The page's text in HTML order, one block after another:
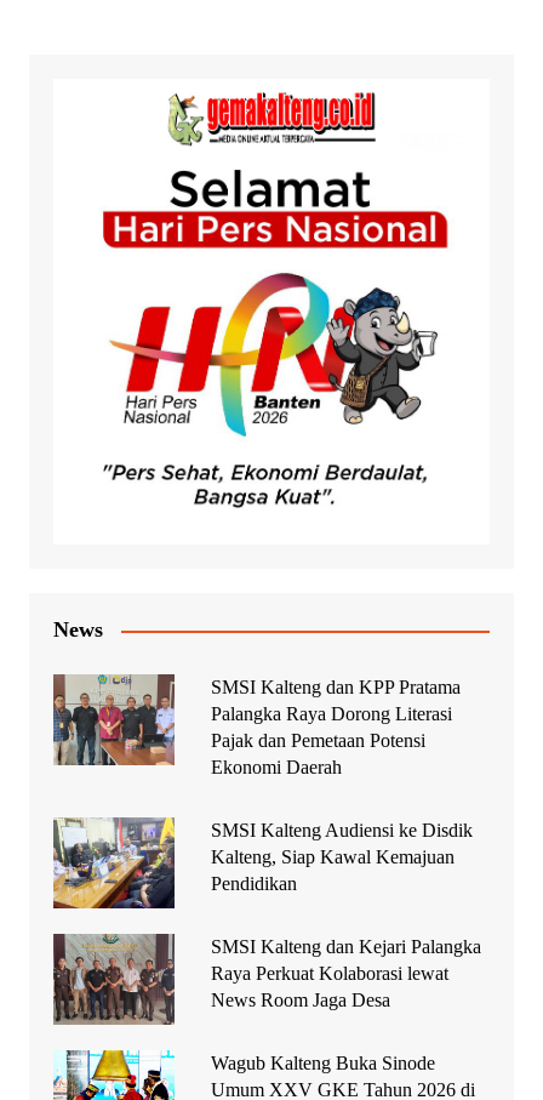
News
SMSI Kalteng dan KPP Pratama
Palangka Raya Dorong Literasi
Pajak dan Pemetaan Potensi
Ekonomi Daerah
SMSI Kalteng Audiensi ke Disdik
Kalteng, Siap Kawal Kemajuan
Pendidikan
SMSI Kalteng dan Kejari Palangka
Raya Perkuat Kolaborasi lewat
News Room Jaga Desa
Wagub Kalteng Buka Sinode
Umum XXV GKE Tahun 2026 di